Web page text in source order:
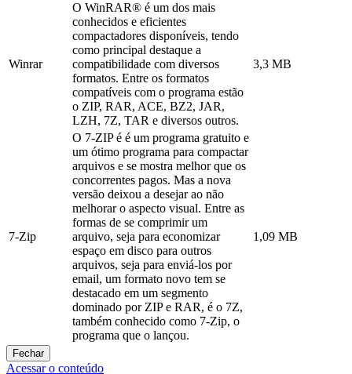
Winrar
O WinRAR® é um dos mais
conhecidos e eficientes
compactadores disponíveis, tendo
como principal destaque a
compatibilidade com diversos
formatos. Entre os formatos
compatíveis com o programa estão
o ZIP, RAR, ACE, BZ2, JAR,
LZH, 7Z, TAR e diversos outros.
3,3 MB
7-Zip
O 7-ZIP é é um programa gratuito e
um ótimo programa para compactar
arquivos e se mostra melhor que os
concorrentes pagos. Mas a nova
versão deixou a desejar ao não
melhorar o aspecto visual. Entre as
formas de se comprimir um
arquivo, seja para economizar
espaço em disco para outros
arquivos, seja para enviá-los por
email, um formato novo tem se
destacado em um segmento
dominado por ZIP e RAR, é o 7Z,
também conhecido como 7-Zip, o
programa que o lançou.
1,09 MB
Fechar
Acessar o conteúdo